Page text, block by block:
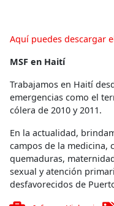
Aquí puedes descargar
MSF en Haití
Trabajamos en Haití
emergencias como el
cólera de 2010 y 2011.
En la actualidad,
campos de la
quemaduras,
sexual y atención
desfavorecidos de